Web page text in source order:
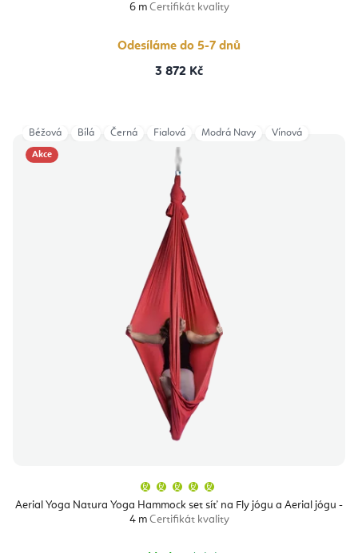
6 m Certifikát kvality
Odesíláme do 5-7 dnů
3 872 Kč
Akce
Aerial Yoga Natura Yoga Hammock set síť na Fly jógu a Aerial jógu -
4 m Certifikát kvality
produktu
je
5,0
Béžová Bílá Černá Fialová Modrá Navy Vínová